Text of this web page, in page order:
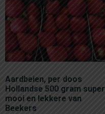
Aardbeien, per doos
Hollandse 500 gram super
mooi en lekkere van
Beekers